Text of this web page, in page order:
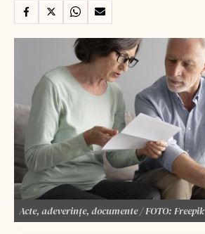
Acte, adeverințe, documente / FOTO: Freepik